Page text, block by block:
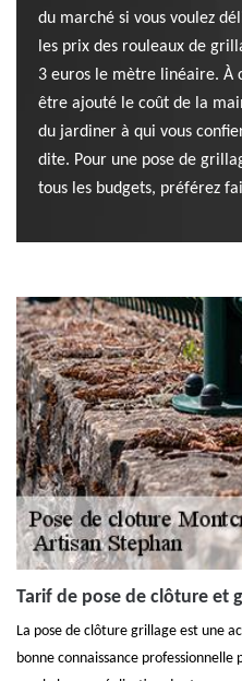
du marché si vous voulez
les prix des rouleaux de
3 euros le mètre linéaire. À
être ajouté le coût de la
du jardiner à qui vous
dite. Pour une pose de
tous les budgets, préférez
Tarif de pose de clôture et
La pose de clôture grillage est une
bonne connaissance